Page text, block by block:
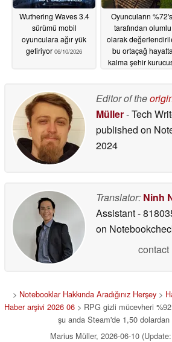
Wuthering Waves 3.4
sürümü mobil
oyunculara ağır yük
getiriyor 06/10/2026
Oyuncuların
tarafından olumlu
olarak
bu ortaçağ hayatta
kalma şehir
Editor of the
Müller- Tech
published on
2024
Translator: Ninh
Assistant-
on
contact
> Notebooklar Hakkında Aradığınız Herşey >
Haber arşivi 2026 06 > RPG gizli mücevheri
şu anda Steam'de 1,50 dolardan
Marius Müller, 2026-06-10